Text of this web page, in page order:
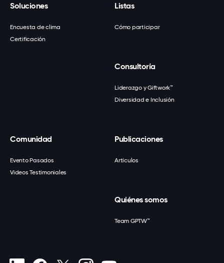
Soluciones
Encuesta de clima
Certificación
Listas
Cómo participar
Consultoría
Liderazgo y Giftwork™
Diversidad e Inclusión
Comunidad
Evento Pasados
Videos Testimoniales
Publicaciones
Artículos
Quiénes somos
Team GPTW™